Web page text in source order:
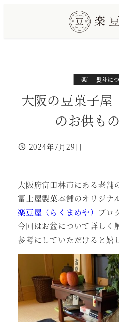
大阪の豆菓子屋
のお供も
投稿日
2024年7月29日
カテゴリー
日本の習
カテゴリー
楽豆屋サイト
カテゴ
熨斗に
大阪府富田林市にある老
冨士屋製菓本舗のオリジナ
楽豆屋（らくまめや） ブロ
今回はお盆について詳しく
参考にしていただけると嬉